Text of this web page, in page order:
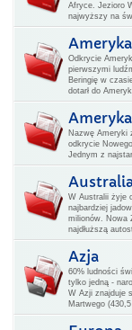
Afryce. Jezioro
najwyższy na
Odkrycie
pierwszymi
Beringię w
dotarł do
Nazwę Ameryki
odkrycie
Jednym z
W Australii żyje
najbardziej
milionów. Nowa
najdłuższą
Azja
60% ludności
tylko jedną -
W Azji znajduje
Martwego